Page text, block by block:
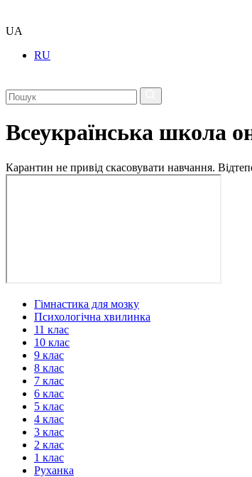
UA
RU
Всеукраїнська школа
Карантин не привід скасовувати навчання.
Гімнастика для мозку
Психологічна хвилинка
11 клас
10 клас
9 клас
8 клас
7 клас
6 клас
5 клас
4 клас
3 клас
2 клас
1 клас
Руханка